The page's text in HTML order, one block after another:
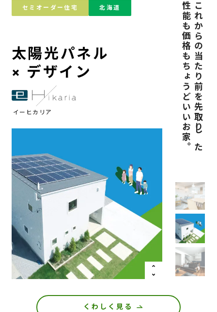
セミオーダー住宅 北海道 これからの当たり前を先取りした
性能も価格もちょうどいいお家。
太陽光パネル
× デザイン
イーヒカリア
くわしく見る